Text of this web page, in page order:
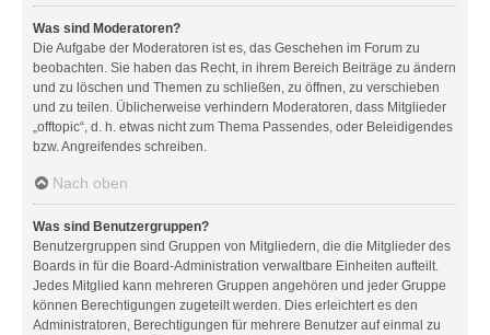
Was sind Moderatoren?
Die Aufgabe der Moderatoren ist es, das Geschehen im Forum zu
beobachten. Sie haben das Recht, in ihrem Bereich Beiträge zu ändern
und zu löschen und Themen zu schließen, zu öffnen, zu verschieben
und zu teilen. Üblicherweise verhindern Moderatoren, dass Mitglieder
„offtopic“, d. h. etwas nicht zum Thema Passendes, oder Beleidigendes
bzw. Angreifendes schreiben.
Nach oben
Was sind Benutzergruppen?
Benutzergruppen sind Gruppen von Mitgliedern, die die Mitglieder des
Boards in für die Board-Administration verwaltbare Einheiten aufteilt.
Jedes Mitglied kann mehreren Gruppen angehören und jeder Gruppe
können Berechtigungen zugeteilt werden. Dies erleichtert es den
Administratoren, Berechtigungen für mehrere Benutzer auf einmal zu